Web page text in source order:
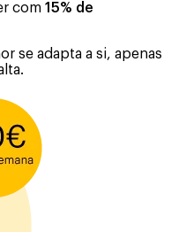
com 15% de
se adapta a si, apenas